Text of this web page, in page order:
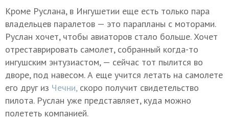
Кроме Руслана, в Ингушетии еще есть только пара
владельцев паралетов — это парапланы с моторами.
Руслан хочет, чтобы авиаторов стало больше. Хочет
отреставрировать самолет, собранный когда-то
ингушским энтузиастом, — сейчас тот пылится во
дворе, под навесом. А еще учится летать на самолете
его друг из Чечни,скоро получит свидетельство
пилота. Руслан уже представляет, куда можно
полететь компанией.